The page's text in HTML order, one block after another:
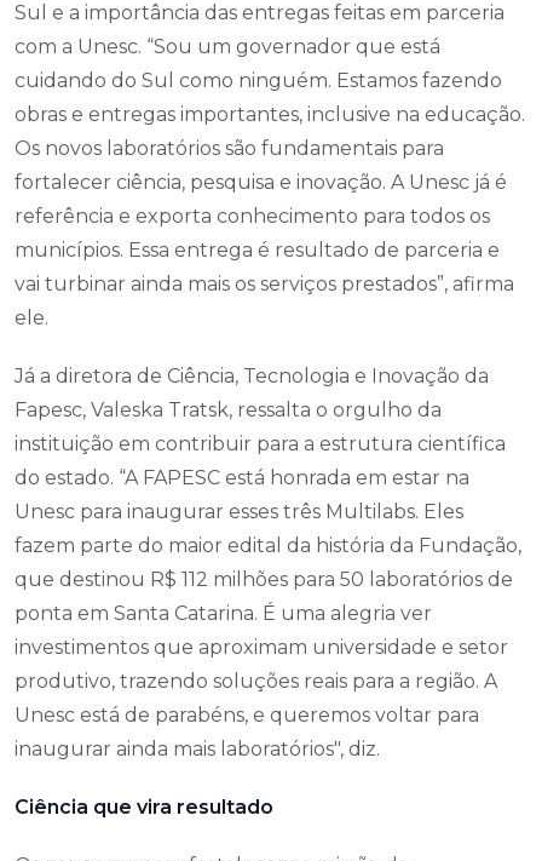
Sul e a importância das entregas feitas em parceria
com a Unesc. “Sou um governador que está
cuidando do Sul como ninguém. Estamos fazendo
obras e entregas importantes, inclusive na educação.
Os novos laboratórios são fundamentais para
fortalecer ciência, pesquisa e inovação. A Unesc já é
referência e exporta conhecimento para todos os
municípios. Essa entrega é resultado de parceria e
vai turbinar ainda mais os serviços prestados”, afirma
ele.
Já a diretora de Ciência, Tecnologia e Inovação da
Fapesc, Valeska Tratsk, ressalta o orgulho da
instituição em contribuir para a estrutura científica
do estado. “A FAPESC está honrada em estar na
Unesc para inaugurar esses três Multilabs. Eles
fazem parte do maior edital da história da Fundação,
que destinou R$ 112 milhões para 50 laboratórios de
ponta em Santa Catarina. É uma alegria ver
investimentos que aproximam universidade e setor
produtivo, trazendo soluções reais para a região. A
Unesc está de parabéns, e queremos voltar para
inaugurar ainda mais laboratórios", diz.
Ciência que vira resultado